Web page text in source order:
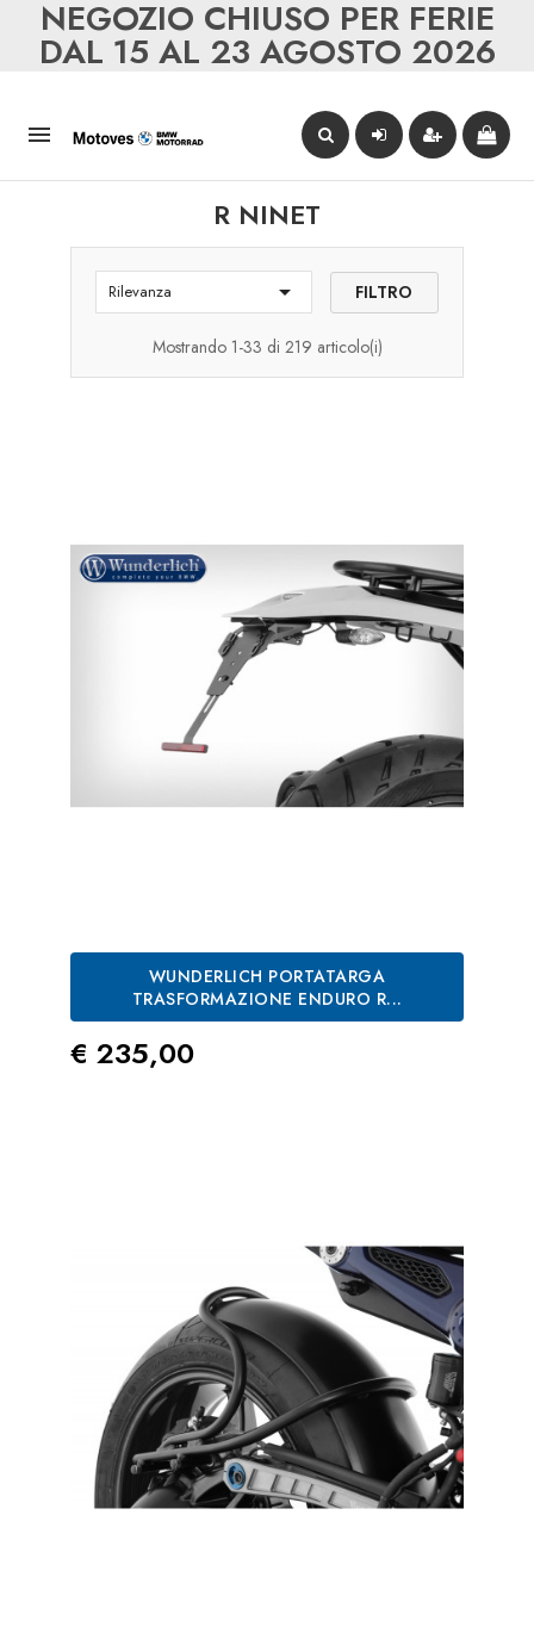
NEGOZIO CHIUSO PER FERIE
DAL 15 AL 23 AGOSTO 2026

R NINET
Rilevanza  FILTRO
Mostrando 1-33 di 219 articolo(i)
WUNDERLICH PORTATARGA
TRASFORMAZIONE ENDURO R...
Prezzo
€ 235,00